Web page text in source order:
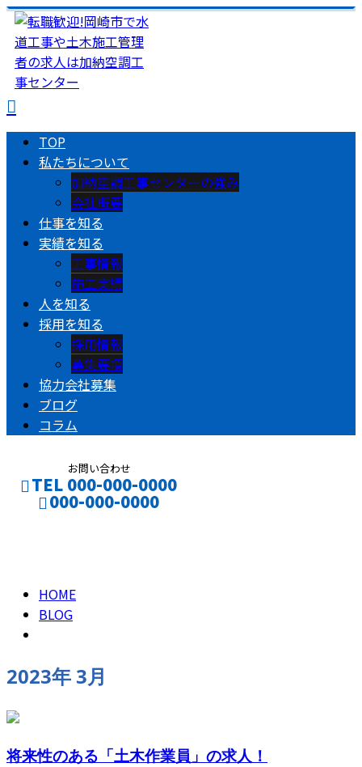
TOP
私たちについて
加納空調工事センターの強み
会社概要
仕事を知る
実績を知る
工事情報
施工実績
人を知る
採用を知る
採用情報
募集要項
協力会社募集
ブログ
コラム
お問い合わせ
TEL 000-000-0000
000-000-0000
HOME
BLOG
2023年 3月
将来性のある「土木作業員」の求人！